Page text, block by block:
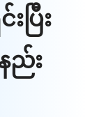
ပြီး
ည်း